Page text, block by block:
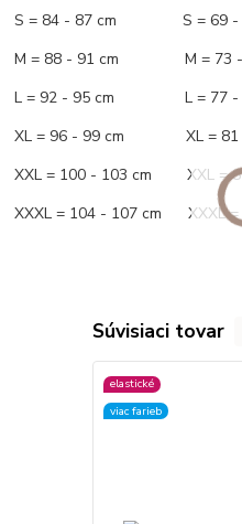
S = 84 - 87 cm S = 69 -
M = 88 - 91 cm M = 73 -
L = 92 - 95 cm L = 77 -
XL = 96 - 99 cm XL = 81 -
XXL = 100 - 103 cm XXL =
XXXL = 104 - 107 cm XXXL =
Súvisiaci tovar
elastické
viac farieb